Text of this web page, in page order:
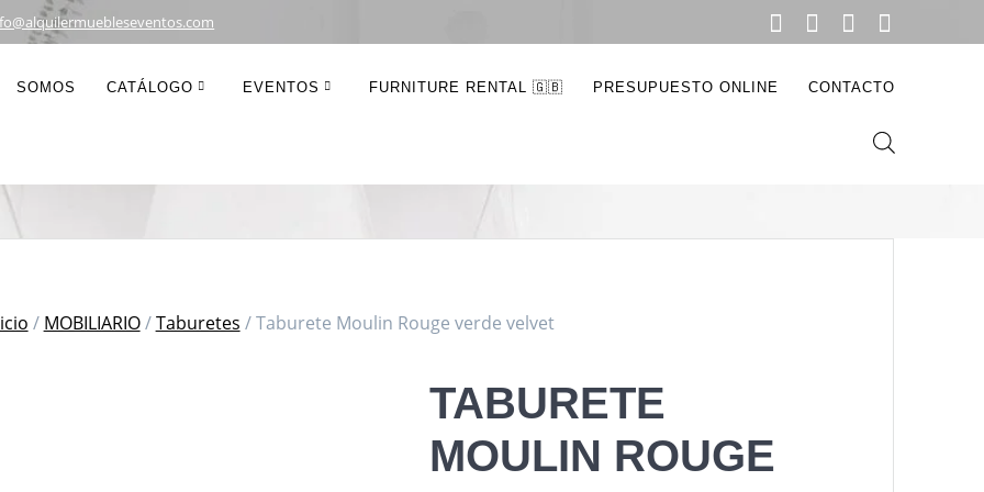
SOMOS CATÁLOGO EVENTOS FURNITURE RENTAL 🇬🇧 PRESUPUESTO ONLINE CONTACTO
Rouge verde velvet
/ MOBILIARIO/Taburetes / Taburete Moulin Rouge verde velvet
TABURETE
MOULIN ROUGE